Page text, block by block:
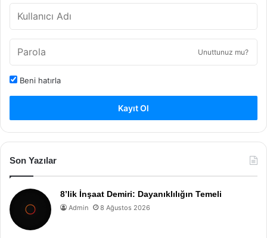
Unuttunuz mu?
Beni hatırla
Kayıt Ol
Son Yazılar
8’lik İnşaat Demiri: Dayanıklılığın Temeli
Admin 8 Ağustos 2026